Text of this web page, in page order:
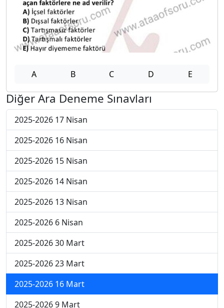
A B C D E
Diğer Ara Deneme Sınavları
2025-2026 17 Nisan
2025-2026 16 Nisan
2025-2026 15 Nisan
2025-2026 14 Nisan
2025-2026 13 Nisan
2025-2026 6 Nisan
2025-2026 30 Mart
2025-2026 23 Mart
2025-2026 16 Mart
2025-2026 9 Mart